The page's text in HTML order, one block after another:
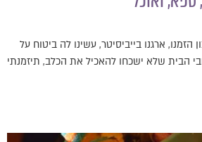
הזמנו, ארגנו בייביסיטר, עשינו לה ביטוח על
הבית שלא ישכחו להאכיל את הכלב, תיזמנתי